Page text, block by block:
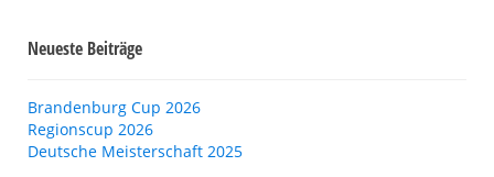
Neueste Beiträge
Brandenburg Cup 2026
Regionscup 2026
Deutsche Meisterschaft 2025